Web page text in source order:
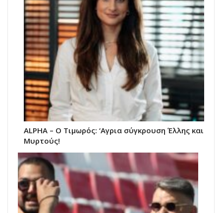
ALPHA – Ο Τιμωρός: ‘Αγρια σύγκρουση Έλλης και
Μυρτούς!